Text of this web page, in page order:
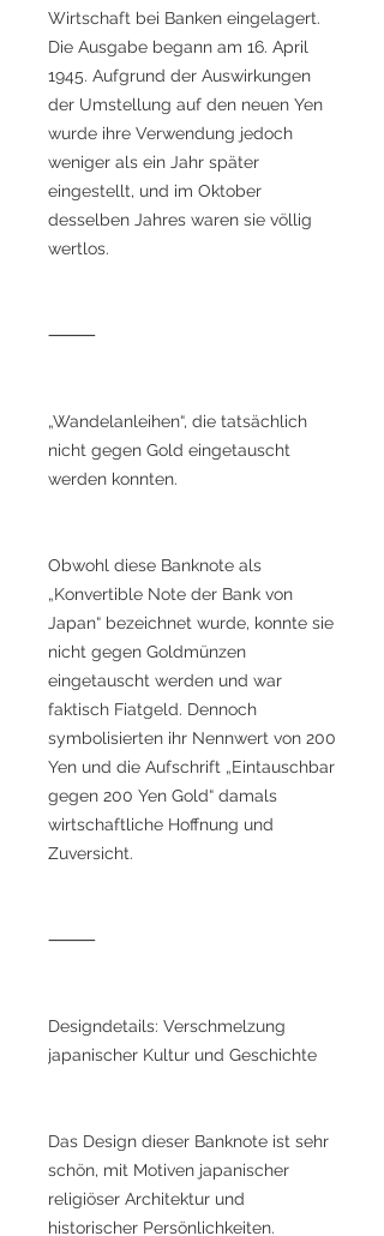
Wirtschaft bei Banken eingelagert.
Die Ausgabe begann am 16. April
1945. Aufgrund der Auswirkungen
der Umstellung auf den neuen Yen
wurde ihre Verwendung jedoch
weniger als ein Jahr später
eingestellt, und im Oktober
desselben Jahres waren sie völlig
wertlos.
⸻
„Wandelanleihen“, die tatsächlich
nicht gegen Gold eingetauscht
werden konnten.
Obwohl diese Banknote als
„Konvertible Note der Bank von
Japan“ bezeichnet wurde, konnte sie
nicht gegen Goldmünzen
eingetauscht werden und war
faktisch Fiatgeld. Dennoch
symbolisierten ihr Nennwert von 200
Yen und die Aufschrift „Eintauschbar
gegen 200 Yen Gold“ damals
wirtschaftliche Hoffnung und
Zuversicht.
⸻
Designdetails: Verschmelzung
japanischer Kultur und Geschichte
Das Design dieser Banknote ist sehr
schön, mit Motiven japanischer
religiöser Architektur und
historischer Persönlichkeiten.